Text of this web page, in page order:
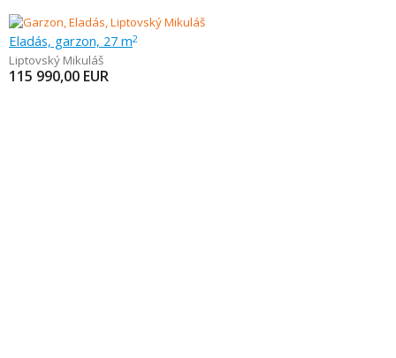
Eladás, garzon, 27 m2
Liptovský Mikuláš
115 990,00 EUR